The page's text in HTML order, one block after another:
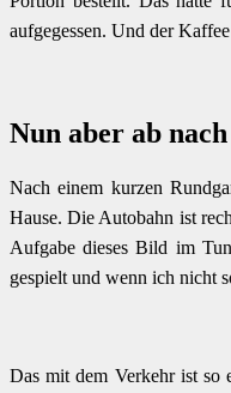
aufgegessen. Und der
Nun aber ab
Nach einem kurzen
Hause. Die Autobahn ist
Aufgabe dieses Bild im
gespielt und wenn ich nicht
Das mit dem Verkehr ist so